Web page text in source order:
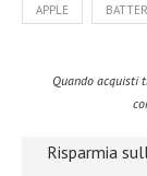
APPLE
Quando acquisti
Risparmia